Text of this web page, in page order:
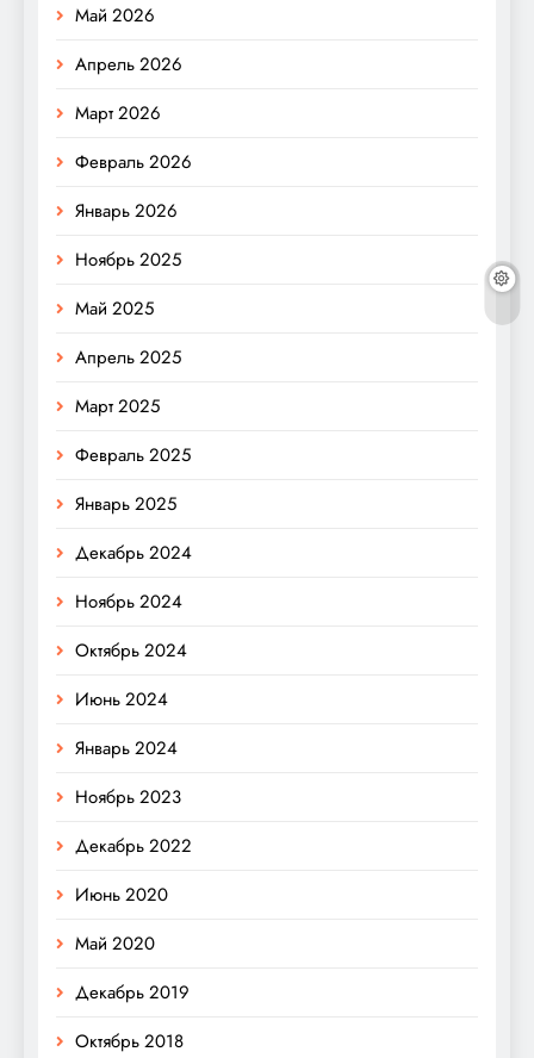
Май 2026
Апрель 2026
Март 2026
Февраль 2026
Январь 2026
Ноябрь 2025
Май 2025
Апрель 2025
Март 2025
Февраль 2025
Январь 2025
Декабрь 2024
Ноябрь 2024
Октябрь 2024
Июнь 2024
Январь 2024
Ноябрь 2023
Декабрь 2022
Июнь 2020
Май 2020
Декабрь 2019
Октябрь 2018